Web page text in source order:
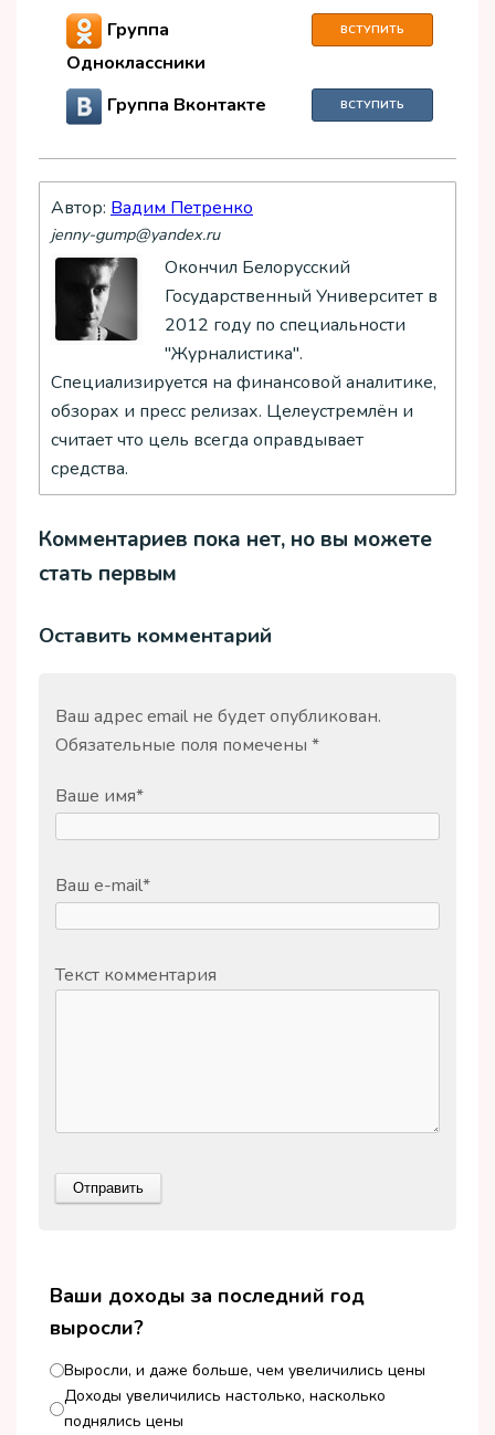
Группа
Одноклассники
ВСТУПИТЬ
Группа Вконтакте ВСТУПИТЬ
Автор: Вадим Петренко
jenny-gump@yandex.ru
Окончил Белорусский
Государственный Университет в
2012 году по специальности
"Журналистика".
Специализируется на финансовой аналитике,
обзорах и пресс релизах. Целеустремлён и
считает что цель всегда оправдывает
средства.
Комментариев пока нет, но вы можете
стать первым
Оставить комментарий
Ваш адрес email не будет опубликован.
Обязательные поля помечены *
Ваше имя*
Ваш e-mail*
Текст комментария
Ваши доходы за последний год
выросли?
Выросли, и даже больше, чем увеличились цены
Доходы увеличились настолько, насколько
поднялись цены